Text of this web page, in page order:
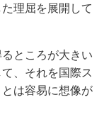
理屈を展開して
ところが大きい
、それを国際ス
は容易に想像が